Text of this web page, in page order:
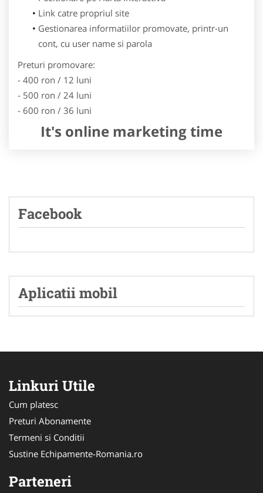
Link catre propriul site
Gestionarea informatiilor promovate, printr-un
cont, cu user name si parola
Preturi promovare:
- 400 ron / 12 luni
- 500 ron / 24 luni
- 600 ron / 36 luni
It's online marketing time
Facebook
Aplicatii mobil
Linkuri Utile
Cum platesc
Preturi Abonamente
Termeni si Conditii
Sustine Echipamente-Romania.ro
Parteneri